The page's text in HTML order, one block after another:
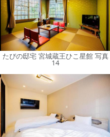
たびの邸宅 宮城蔵王ひこ星館 写真
14